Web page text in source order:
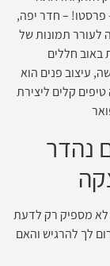
פרסטו! – חדר יפה,
לעורר תמונות של
חללים
עיצוב פנים הוא
קלים ליצירת
נהדר
לא מספיק רק לדעת
לך להרגיש והאם